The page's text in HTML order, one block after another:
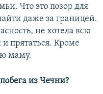
Что это позор для
даже за границей.
не хотела всю
и прятаться. Кроме
маму.
из Чечни?